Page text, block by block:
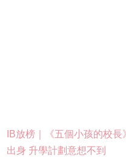
IB放榜｜《五個小孩的校
出身 升學計劃意想不到